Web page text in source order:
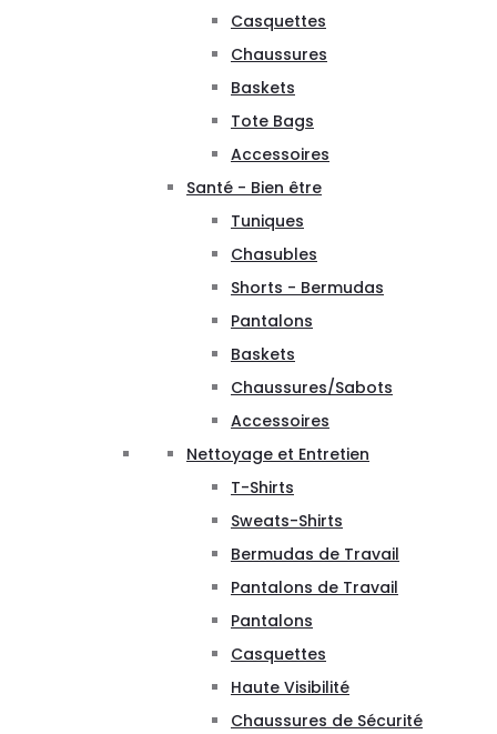
Casquettes
Chaussures
Baskets
Tote Bags
Accessoires
Santé - Bien être
Tuniques
Chasubles
Shorts - Bermudas
Pantalons
Baskets
Chaussures/Sabots
Accessoires
Nettoyage et Entretien
T-Shirts
Sweats-Shirts
Bermudas de Travail
Pantalons de Travail
Pantalons
Casquettes
Haute Visibilité
Chaussures de Sécurité